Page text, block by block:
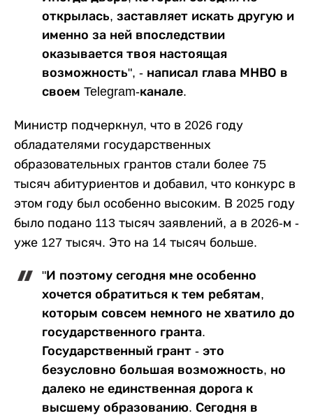
открылась, заставляет искать другую и
именно за ней впоследствии
оказывается твоя настоящая
возможность", - написал глава МНВО в
своем Telegram-канале.
Министр подчеркнул, что в 2026 году
обладателями государственных
образовательных грантов стали более 75
тысяч абитуриентов и добавил, что конкурс в
этом году был особенно высоким. В 2025 году
было подано 113 тысяч заявлений, а в 2026-м -
уже 127 тысяч. Это на 14 тысяч больше.
"И поэтому сегодня мне особенно
хочется обратиться к тем ребятам,
которым совсем немного не хватило до
государственного гранта.
Государственный грант - это
безусловно большая возможность, но
далеко не единственная дорога к
высшему образованию. Сегодня в